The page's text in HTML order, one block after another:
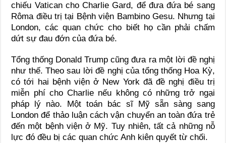
chiếu Vatican cho Charlie Gard, để đưa đứa bé sang
Rôma điều trị tại Bệnh viện Bambino Gesu. Nhưng tại
London, các quan chức cho biết họ cần phải chấm
dứt sự đau đớn của đứa bé.
Tổng thống Donald Trump cũng đưa ra một lời đề nghị
như thế. Theo sau lời đề nghị của tổng thống Hoa Kỳ,
có tới hai bệnh viện ở New York đã đề nghị điều trị
miễn phí cho Charlie nếu không có những trở ngại
pháp lý nào. Một toán bác sĩ Mỹ sẵn sàng sang
London để thảo luận cách vận chuyển an toàn đứa trẻ
đến một bệnh viện ở Mỹ. Tuy nhiên, tất cả những nỗ
lực đó đều bị các quan chức Anh kiên quyết từ chối.